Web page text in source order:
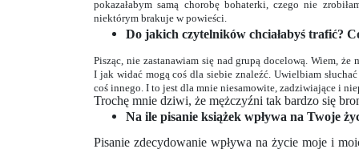
pokazałabym samą chorobę bohaterki, czego nie
niektórym brakuje w powieści.
Do jakich czytelników chciałabyś trafić?
Pisząc, nie zastanawiam się nad grupą docelową. Wiem,
I jak widać mogą coś dla siebie znaleźć. Uwielbiam
coś innego. I to jest dla mnie niesamowite, zadziwiające i
Trochę mnie dziwi, że mężczyźni tak bardzo się
Na ile pisanie książek wpływa na Twoje
Pisanie zdecydowanie wpływa na życie moje i